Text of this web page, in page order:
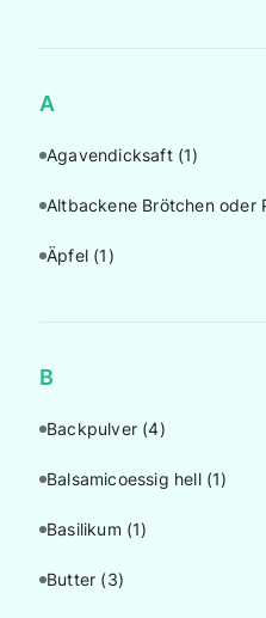
A
Agavendicksaft (1)
Altbackene Brötchen oder
Äpfel (1)
B
Backpulver (4)
Balsamicoessig hell (1)
Basilikum (1)
Butter (3)